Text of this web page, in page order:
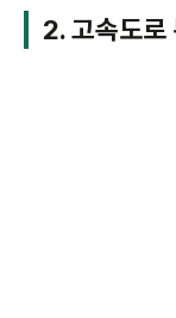
2. 고속도로